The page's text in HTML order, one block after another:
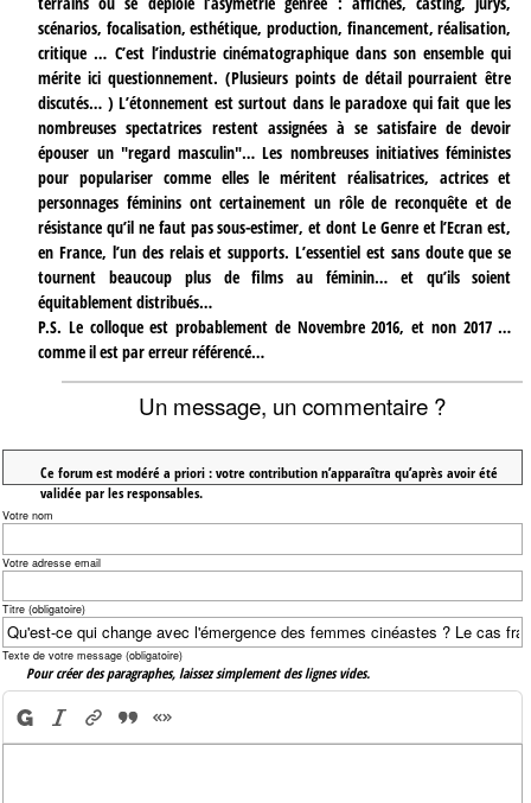
scénarios, focalisation, esthétique, production, financement, réalisation,
critique … C’est l’industrie cinématographique dans son ensemble qui
mérite ici questionnement. (Plusieurs points de détail pourraient être
discutés… ) L’étonnement est surtout dans le paradoxe qui fait que les
nombreuses spectatrices restent assignées à se satisfaire de devoir
épouser un "regard masculin"… Les nombreuses initiatives féministes
pour populariser comme elles le méritent réalisatrices, actrices et
personnages féminins ont certainement un rôle de reconquête et de
résistance qu’il ne faut pas sous-estimer, et dont Le Genre et l’Ecran est,
en France, l’un des relais et supports. L’essentiel est sans doute que se
tournent beaucoup plus de films au féminin… et qu’ils soient
équitablement distribués…
P.S. Le colloque est probablement de Novembre 2016, et non 2017 …
comme il est par erreur référencé…
Un message, un commentaire ?
Ce forum est modéré a priori : votre contribution n’apparaîtra qu’après avoir été
validée par les responsables.
Votre nom
Votre adresse email
Titre (obligatoire)
Texte de votre message (obligatoire)
Pour créer des paragraphes, laissez simplement des lignes vides.